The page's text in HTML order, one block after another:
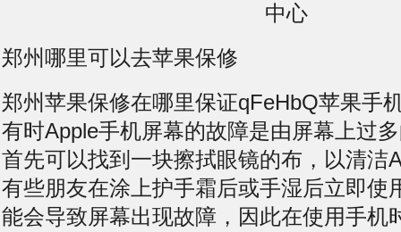
中心
郑州哪里可以去苹果保修
郑州苹果保修在哪里保证qFeHbQ苹果手
有时Apple手机屏幕的故障是由屏幕上过
首先可以找到一块擦拭眼镜的布，以清洁
有些朋友在涂上护手霜后或手湿后立即使
能会导致屏幕出现故障，因此在使用手机